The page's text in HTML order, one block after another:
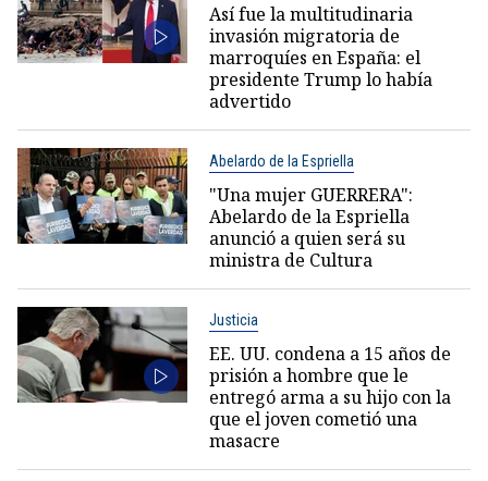
Así fue la multitudinaria
invasión migratoria de
marroquíes en España: el
presidente Trump lo había
advertido
Abelardo de la Espriella
"Una mujer GUERRERA":
Abelardo de la Espriella
anunció a quien será su
ministra de Cultura
Justicia
EE. UU. condena a 15 años de
prisión a hombre que le
entregó arma a su hijo con la
que el joven cometió una
masacre